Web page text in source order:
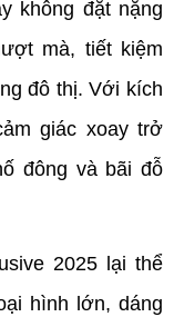
không đặt nặng
mà, tiết kiệm
đô thị. Với kích
giác xoay trở
đông và bãi đỗ
2025 lại thể
hình lớn, dáng